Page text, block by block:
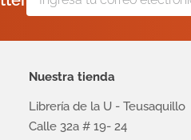
Nuestra tienda
Librería de la U - Teusaquillo
Calle 32a # 19- 24